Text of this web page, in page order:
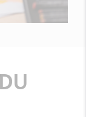
DU